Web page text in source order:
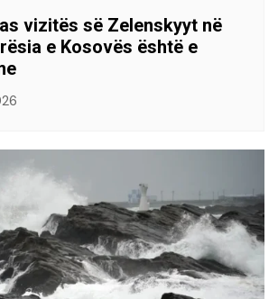
vizitës së Zelenskyyt në
e Kosovës është e